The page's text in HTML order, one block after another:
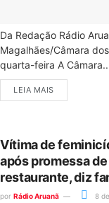
Da Redação Rádio
Magalhães/Câmara
quarta-feira A
LEIA MAIS
Vítima de
após promessa
restaurante, diz
por Rádio Aruanã 8